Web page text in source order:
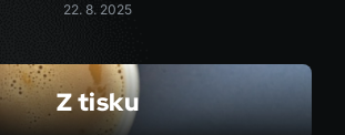
22. 8. 2025
Z tisku